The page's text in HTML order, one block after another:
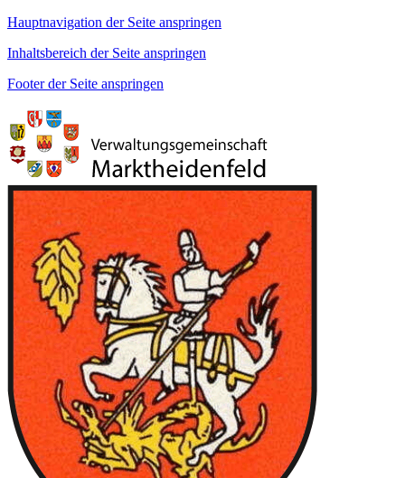
Hauptnavigation der Seite anspringen
Inhaltsbereich der Seite anspringen
Footer der Seite anspringen